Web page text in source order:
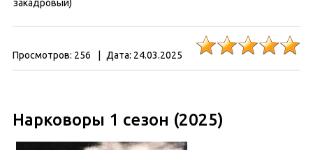
закадровый)
Просмотров: 256 Дата: 24.03.2025
Нарковоры 1 сезон (2025)